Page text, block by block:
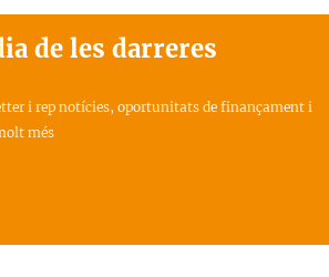
de les darreres
i rep notícies, oportunitats de finançament i
més